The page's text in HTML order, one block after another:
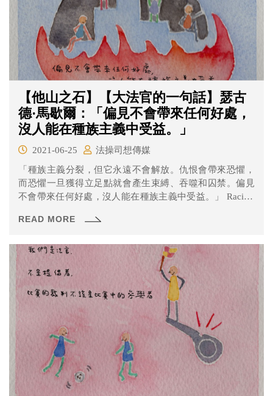
【他山之石】【大法官的一句話】瑟古
德·馬歇爾：「偏見不會帶來任何好處，
沒人能在種族主義中受益。」
2021-06-25
法操司想傳媒
「種族主義分裂，但它永遠不會解放。仇恨會帶來恐懼，
而恐懼一旦獲得立足點就會產生束縛、吞噬和囚禁。偏見
不會帶來任何好處，沒人能在種族主義中受益。」 Racism
fear once given a foothold binds, consumes and imprisons.
racism.
READ MORE